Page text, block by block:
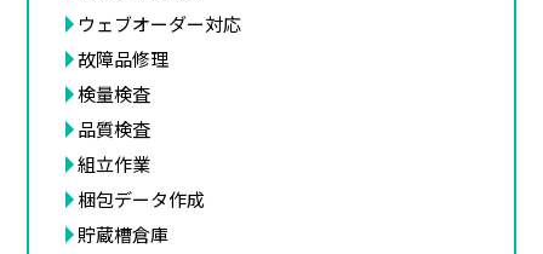
ウェブオーダー対応
故障品修理
検量検査
品質検査
組立作業
梱包データ作成
貯蔵槽倉庫